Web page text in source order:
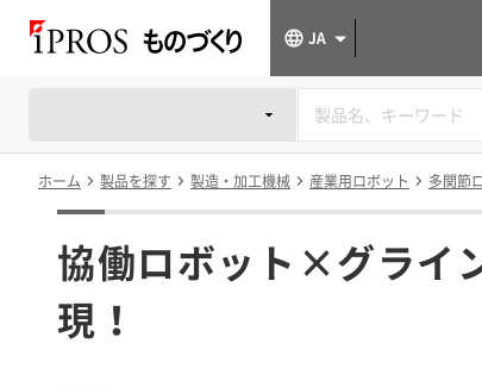
JA
ホーム 製品を探す 製造・加工機械 産業用ロボット 多関節
協働ロボット×グライ
現！